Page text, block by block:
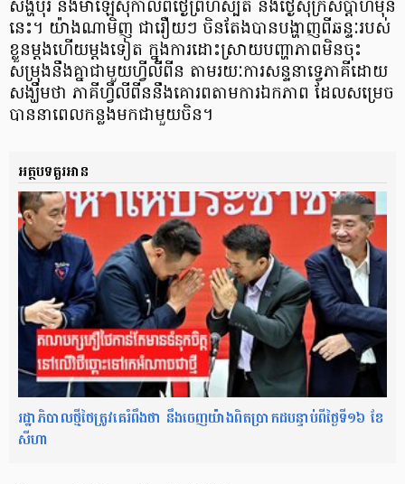
សិង្ហបុរី និងម៉ាឡេស៊ីកាលពីថ្ងៃព្រហស្បតិ៍ និងថ្ងៃសុក្រសប្តាហ៍មុន
នេះ។ យ៉ាងណាមិញ ជារឿយៗ ចិនតែងបានបង្ហាញពីឆន្ទៈរបស់
ខ្លួនម្តងហើយម្តងទៀត ក្នុងការដោះស្រាយបញ្ហាភាពមិនចុះ
សម្រុងនឹងគ្នាជាមួយហ្វីលីពីន តាមរយៈការសន្ទនាទ្វេភាគីដោយ
សង្ឃឹមថា ភាគីហ្វីលីពីននឹងគោរពតាមការឯកភាព ដែលសម្រេច
បាននាពេលកន្លងមកជាមួយចិន។
អត្ថបទគួរអាន
រដ្ឋាភិបាលថ្មីថៃត្រូវគេរំពឹងថា នឹងចេញយ៉ាងពិតប្រាកដបន្ទាប់ពីថ្ងៃទី១៦ ខែ
សីហា